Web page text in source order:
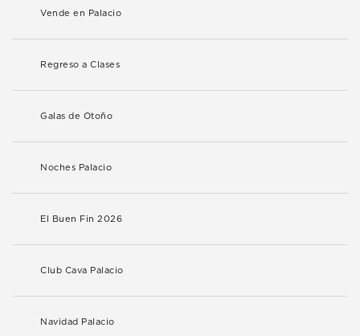
Vende en Palacio
Regreso a Clases
Galas de Otoño
Noches Palacio
El Buen Fin 2026
Club Cava Palacio
Navidad Palacio